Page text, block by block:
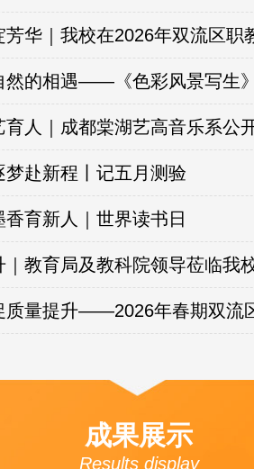
芳华｜我校在2026年双流区职
然的相遇——《色彩风景写生
育人｜成都棠湖艺高音乐系公
赴新程丨记五月测验
育新人｜世界读书日
｜教育局及教科院领导莅临我
质量提升——2026年春期双流
成果展示
Results display